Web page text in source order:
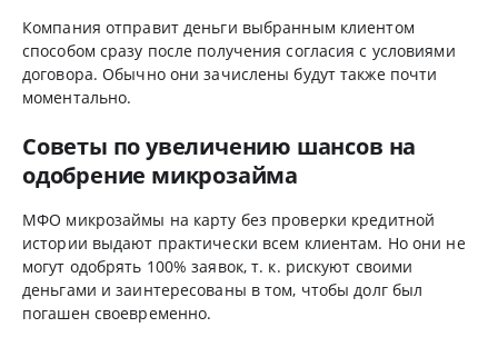
Компания отправит деньги выбранным клиентом
способом сразу после получения согласия с условиями
договора. Обычно они зачислены будут также почти
моментально.
Советы по увеличению шансов на
одобрение микрозайма
МФО микрозаймы на карту без проверки кредитной
истории выдают практически всем клиентам. Но они не
могут одобрять 100% заявок, т. к. рискуют своими
деньгами и заинтересованы в том, чтобы долг был
погашен своевременно.